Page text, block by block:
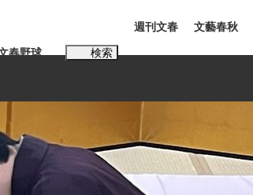
春野球 検索
週刊文春 文藝春秋